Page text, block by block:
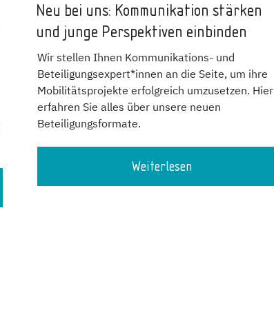
Neu bei uns: Kommunikation stärken
und junge Perspektiven einbinden
Wir stellen Ihnen Kommunikations- und
Beteiligungsexpert*innen an die Seite, um ihre
Mobilitätsprojekte erfolgreich umzusetzen. Hier
erfahren Sie alles über unsere neuen
Beteiligungsformate.
Weiterlesen